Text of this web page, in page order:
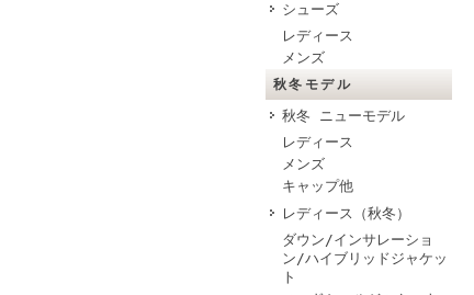
シューズ
レディース
メンズ
秋冬モデル
秋冬 ニューモデル
レディース
メンズ
キャップ他
レディース（秋冬）
ダウン/インサレーショ
ン/ハイブリッドジャケッ
ト